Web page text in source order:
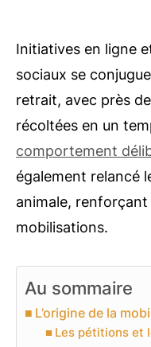
Initiatives en ligne
sociaux se
retrait, avec près
récoltées en un
comportement
également relancé
animale,
mobilisations.
Au sommaire
L’origine de la
Les pétitions et